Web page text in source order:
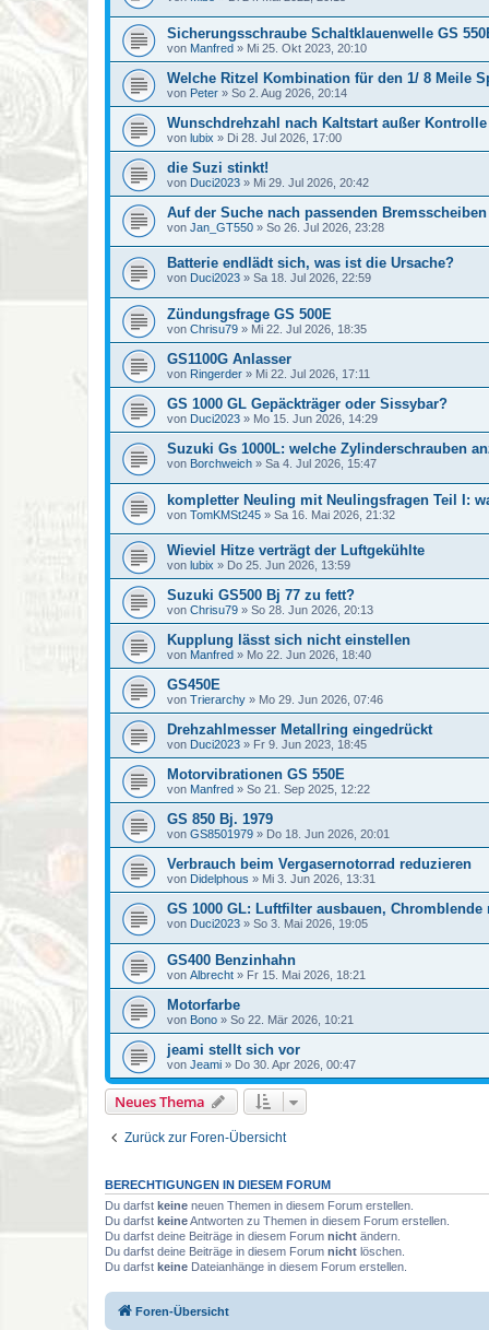
Sicherungsschraube Schaltklauenwelle GS
von Manfred » Mi 25. Okt 2023, 20:10
Welche Ritzel Kombination für den 1/ 8 Meile
von Peter » So 2. Aug 2026, 20:14
Wunschdrehzahl nach Kaltstart außer Kontrolle
von lubix » Di 28. Jul 2026, 17:00
die Suzi stinkt!
von Duci2023 » Mi 29. Jul 2026, 20:42
Auf der Suche nach passenden Bremsscheiben
von Jan_GT550 » So 26. Jul 2026, 23:28
Batterie endlädt sich, was ist die Ursache?
von Duci2023 » Sa 18. Jul 2026, 22:59
Zündungsfrage GS 500E
von Chrisu79 » Mi 22. Jul 2026, 18:35
GS1100G Anlasser
von Ringerder » Mi 22. Jul 2026, 17:11
GS 1000 GL Gepäckträger oder Sissybar?
von Duci2023 » Mo 15. Jun 2026, 14:29
Suzuki Gs 1000L: welche Zylinderschrauben
von Borchweich » Sa 4. Jul 2026, 15:47
kompletter Neuling mit Neulingsfragen Teil I:
von TomKMSt245 » Sa 16. Mai 2026, 21:32
Wieviel Hitze verträgt der Luftgekühlte
von lubix » Do 25. Jun 2026, 13:59
Suzuki GS500 Bj 77 zu fett?
von Chrisu79 » So 28. Jun 2026, 20:13
Kupplung lässt sich nicht einstellen
von Manfred » Mo 22. Jun 2026, 18:40
GS450E
von Trierarchy » Mo 29. Jun 2026, 07:46
Drehzahlmesser Metallring eingedrückt
von Duci2023 » Fr 9. Jun 2023, 18:45
Motorvibrationen GS 550E
von Manfred » So 21. Sep 2025, 12:22
GS 850 Bj. 1979
von GS8501979 » Do 18. Jun 2026, 20:01
Verbrauch beim Vergasernotorrad reduzieren
von Didelphous » Mi 3. Jun 2026, 13:31
GS 1000 GL: Luftfilter ausbauen,
von Duci2023 » So 3. Mai 2026, 19:05
GS400 Benzinhahn
von Albrecht » Fr 15. Mai 2026, 18:21
Motorfarbe
von Bono » So 22. Mär 2026, 10:21
jeami stellt sich vor
von Jeami » Do 30. Apr 2026, 00:47
Neues Thema
Zurück zur Foren-Übersicht
BERECHTIGUNGEN IN DIESEM FORUM
Du darfst keine neuen Themen in diesem Forum erstellen.
Du darfst keineAntworten zu Themen in diesem Forum erstellen.
Du darfst deine Beiträge in diesem Forum nicht ändern.
Du darfst deine Beiträge in diesem Forum nicht löschen.
Du darfst keine Dateianhänge in diesem Forum erstellen.
Foren-Übersicht